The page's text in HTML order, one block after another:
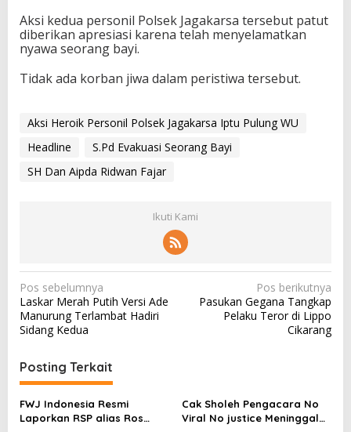
Aksi kedua personil Polsek Jagakarsa tersebut patut
diberikan apresiasi karena telah menyelamatkan
nyawa seorang bayi.
Tidak ada korban jiwa dalam peristiwa tersebut.
Aksi Heroik Personil Polsek Jagakarsa Iptu Pulung WU
Headline
S.Pd Evakuasi Seorang Bayi
SH Dan Aipda Ridwan Fajar
Ikuti Kami
N
a
v
g
a
s
Pos sebelumnya
Laskar Merah Putih Versi Ade
Manurung Terlambat Hadiri
Sidang Kedua
Pos berikutnya
Pasukan Gegana Tangkap
Pelaku Teror di Lippo
Cikarang
Posting Terkait
FWJ Indonesia Resmi
Laporkan RSP alias Ros
Cak Sholeh Pengacara No
Viral No justice Meninggal